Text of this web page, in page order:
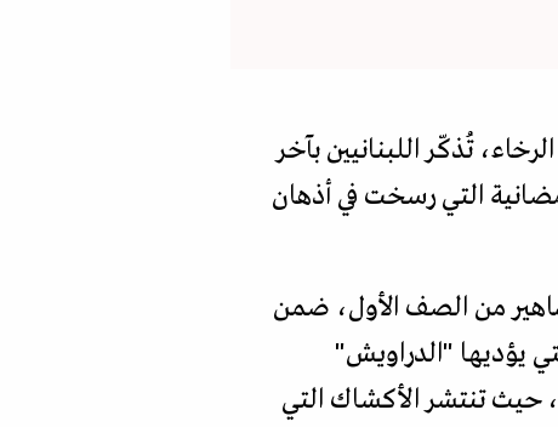
تُذكّر اللبنانيين بآخر
التي رسخت في أذهان
من الصف الأول، ضمن
يؤديها "الدراويش"
حيث تنتشر الأكشاك التي